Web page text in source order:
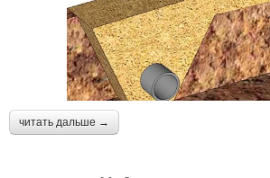
читать дальше →